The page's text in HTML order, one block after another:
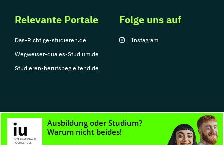
Relevante Portale
Das-Richtige-studieren.de
Wegweiser-duales-Studium.de
Studieren-berufsbegleitend.de
Folge uns auf
Instagram
© Copyright 2026, TarGroup Media GmbH